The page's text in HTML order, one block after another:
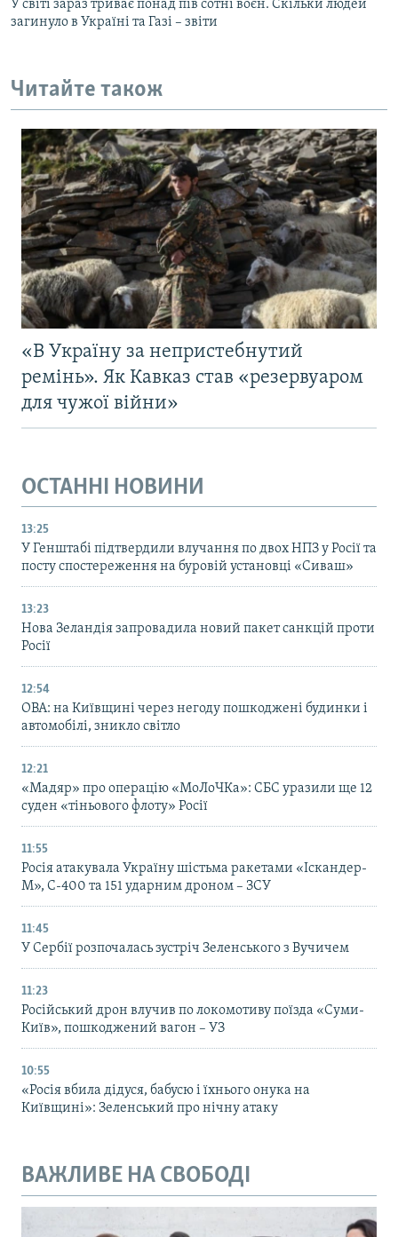
У світі зараз триває понад пів сотні воєн. Скільки людей
загинуло в Україні та Газі – звіти
Читайте також
«В Україну за непристебнутий
ремінь». Як Кавказ став «резервуаром
для чужої війни»
ОСТАННІ НОВИНИ
13:25
У Генштабі підтвердили влучання по двох НПЗ у Росії та
посту спостереження на буровій установці «Сиваш»
13:23
Нова Зеландія запровадила новий пакет санкцій проти
Росії
12:54
ОВА: на Київщині через негоду пошкоджені будинки і
автомобілі, зникло світло
12:21
«Мадяр» про операцію «МоЛоЧКа»: СБС уразили ще 12
суден «тіньового флоту» Росії
11:55
Росія атакувала Україну шістьма ракетами «Іскандер-
М», С-400 та 151 ударним дроном – ЗСУ
11:45
У Сербії розпочалась зустріч Зеленського з Вучичем
11:23
Російський дрон влучив по локомотиву поїзда «Суми-
Київ», пошкоджений вагон – УЗ
10:55
«Росія вбила дідуся, бабусю і їхнього онука на
Київщині»: Зеленський про нічну атаку
ВАЖЛИВЕ НА СВОБОДІ